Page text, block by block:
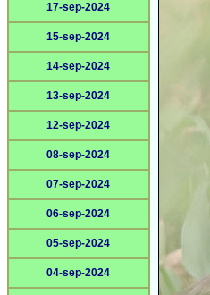
17-sep-2024
15-sep-2024
14-sep-2024
13-sep-2024
12-sep-2024
08-sep-2024
07-sep-2024
06-sep-2024
05-sep-2024
04-sep-2024